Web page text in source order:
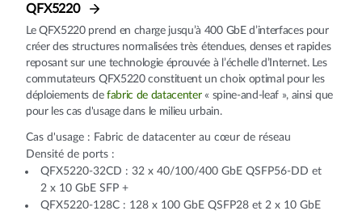
QFX5220
Le QFX5220 prend en charge jusqu’à 400 GbE d’interfaces pour
créer des structures normalisées très étendues, denses et rapides
reposant sur une technologie éprouvée à l’échelle d’Internet. Les
commutateurs QFX5220 constituent un choix optimal pour les
déploiements de fabric de datacenter« spine-and-leaf », ainsi que
pour les cas d'usage dans le milieu urbain.
Cas d'usage : Fabric de datacenter au cœur de réseau
Densité de ports :
QFX5220-32CD : 32 x 40/100/400 GbE QSFP56-DD et
2 x 10 GbE SFP +
QFX5220-128C : 128 x 100 GbE QSFP28 et 2 x 10 GbE